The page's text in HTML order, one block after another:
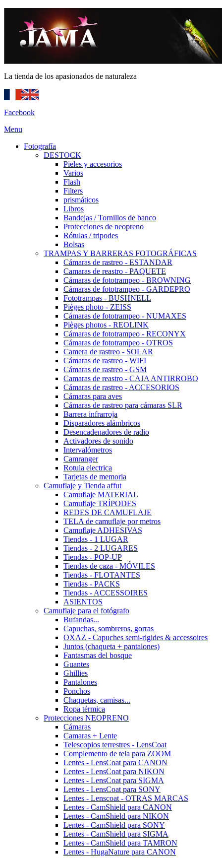
La tienda de los apasionados de naturaleza
Facebook
Menu
Fotografía
DESTOCK
Pieles y accesorios
Varios
Flash
Filters
prismáticos
Libros
Bandejas / Tornillos de banco
Protecciones de neopreno
Rótulas / tripodes
Bolsas
TRAMPAS Y BARRERAS FOTOGRÁFICAS
Cámaras de rastreo - ESTANDAR
Camaras de reastro - PAQUETE
Cámaras de fototrampeo - BROWNING
Cámaras de fototrampeo - GARDEPRO
Fototrampas - BUSHNELL
Pièges photo - ZEISS
Cámaras de fototrampeo - NUMAXES
Pièges photos - REOLINK
Cámaras de fototrampeo - RECONYX
Cámaras de fototrampeo - OTROS
Camera de rastreo - SOLAR
Cámaras de rastreo - WIFI
Cámaras de rastreo - GSM
Camaras de reastro - CAJA ANTIRROBO
Cámaras de rastreo - ACCESORIOS
Cámaras para aves
Cámaras de rastreo para cámaras SLR
Barrera infrarroja
Disparadores alámbricos
Desencadenadores de radio
Activadores de sonido
Intervalómetros
Camranger
Rotula electrica
Tarjetas de memoria
Camuflaje y Tienda affut
Camuflaje MATERIAL
Camuflaje TRÍPODES
REDES DE CAMUFLAJE
TELA de camuflaje por metros
Camuflaje ADHESIVAS
Tiendas - 1 LUGAR
Tiendas - 2 LUGARES
Tiendas - POP-UP
Tiendas de caza - MÓVILES
Tiendas - FLOTANTES
Tiendas - PACKS
Tiendas - ACCESSOIRES
ASIENTOS
Camuflaje para el fotógrafo
Bufandas...
Capuchas, sombreros, gorras
OXAZ - Capuches semi-rigides & accessoires
Juntos (chaqueta + pantalones)
Fantasmas del bosque
Guantes
Ghillies
Pantalones
Ponchos
Chaquetas, camisas...
Ropa térmica
Protecciones NEOPRENO
Cámaras
Camaras + Lente
Telescopios terrestres - LensCoat
Complemento de tela para ZOOM
Lentes - LensCoat para CANON
Lentes - LensCoat para NIKON
Lentes - LensCoat para SIGMA
Lentes - LensCoat para SONY
Lentes - Lenscoat - OTRAS MARCAS
Lentes - CamShield para CANON
Lentes - CamShield para NIKON
Lentes - CamShield para SONY
Lentes - CamShield para SIGMA
Lentes - CamShield para TAMRON
Lentes - HugaNature para CANON